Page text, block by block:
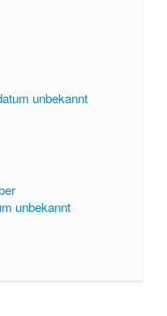
unbekannt
unbekannt